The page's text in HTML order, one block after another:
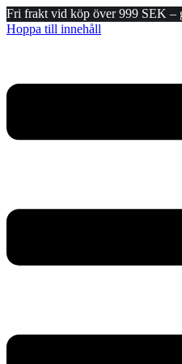
Fri frakt vid köp över 999 SEK –
Hoppa till innehåll